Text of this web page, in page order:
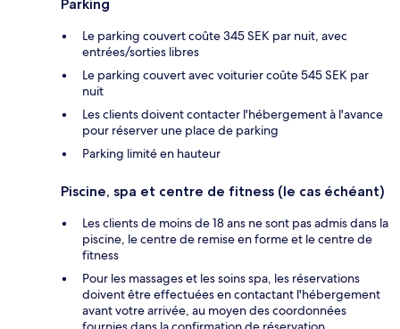
Parking
Le parking couvert coûte 345 SEK par nuit, avec
entrées/sorties libres
Le parking couvert avec voiturier coûte 545 SEK par
nuit
Les clients doivent contacter l'hébergement à l'avance
pour réserver une place de parking
Parking limité en hauteur
Piscine, spa et centre de fitness (le cas échéant)
Les clients de moins de 18 ans ne sont pas admis dans la
piscine, le centre de remise en forme et le centre de
fitness
Pour les massages et les soins spa, les réservations
doivent être effectuées en contactant l'hébergement
avant votre arrivée, au moyen des coordonnées